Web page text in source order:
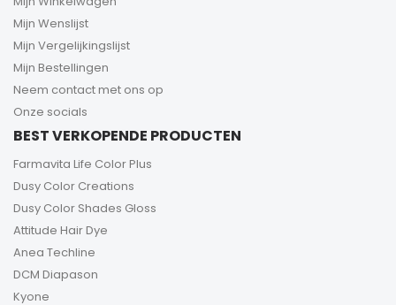
Mijn Wenslijst
Mijn Vergelijkingslijst
Mijn Bestellingen
Neem contact met ons op
Onze socials
BEST VERKOPENDE PRODUCTEN
Farmavita Life Color Plus
Dusy Color Creations
Dusy Color Shades Gloss
Attitude Hair Dye
Anea Techline
DCM Diapason
Kyone